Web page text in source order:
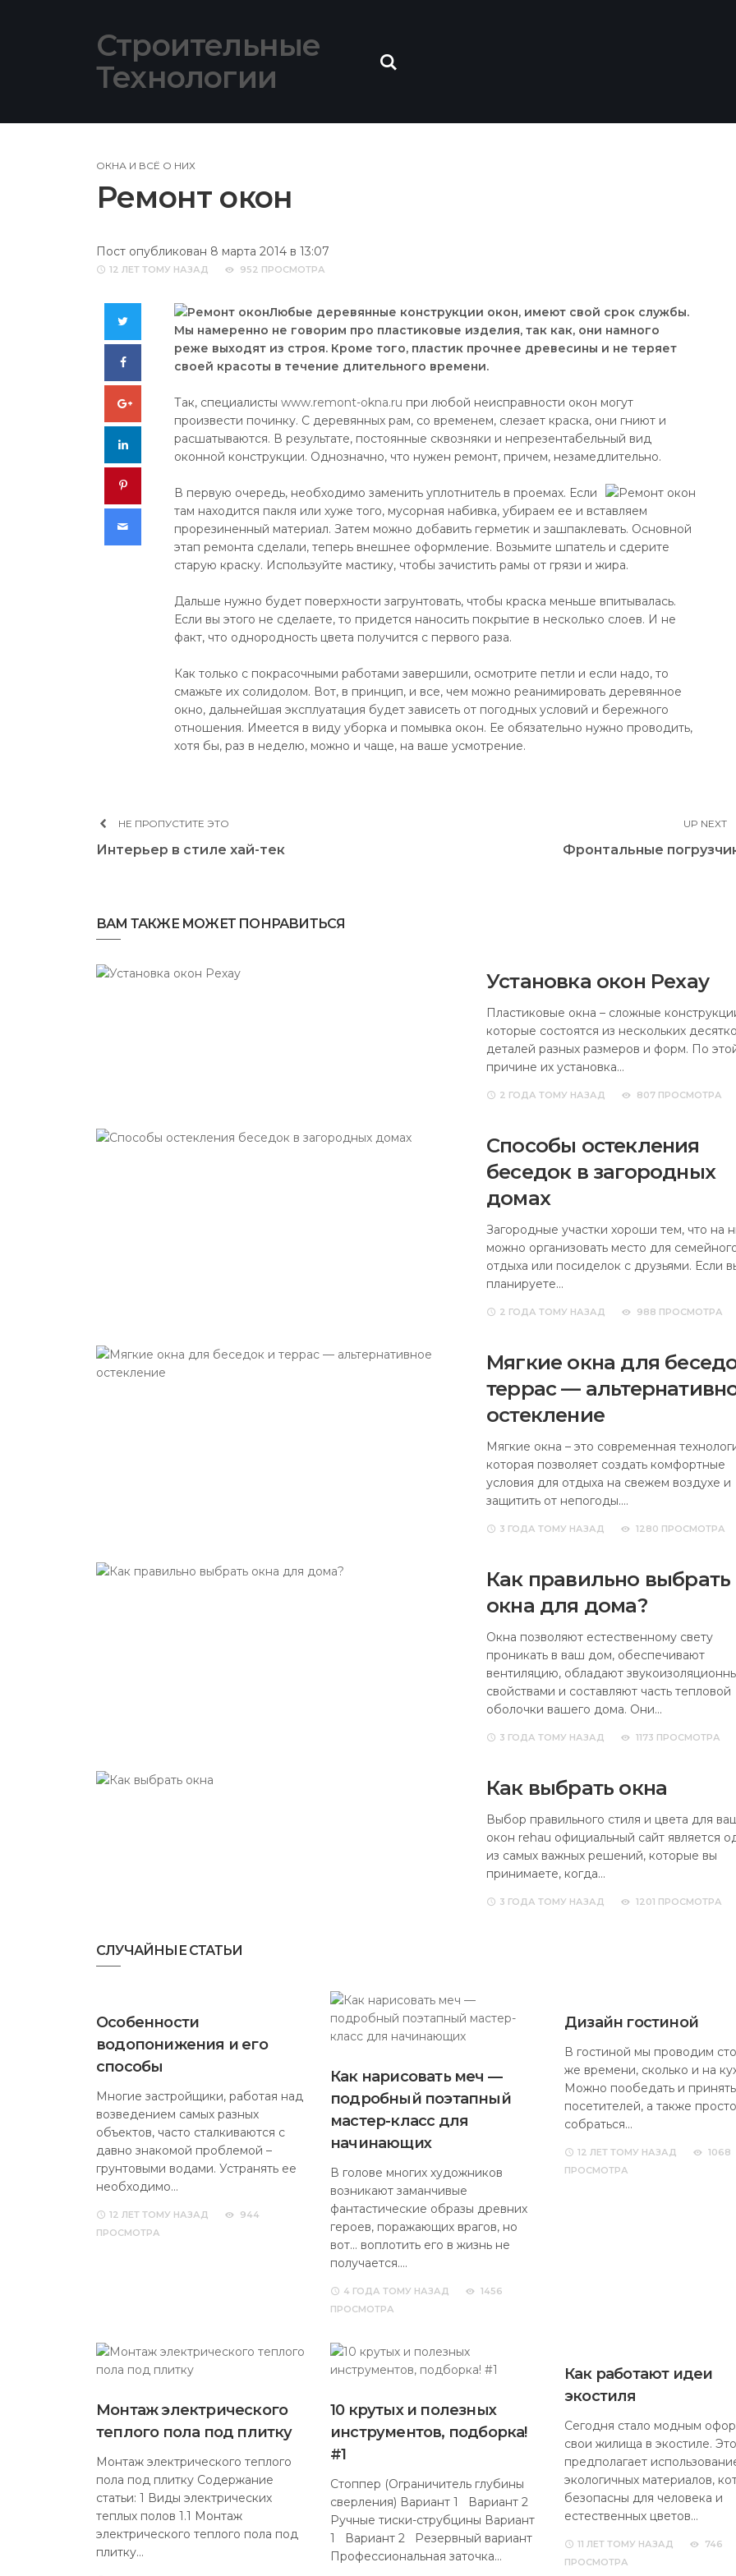
Строительные
Технологии
ОКНА И ВСЁ О НИХ
Ремонт окон
Пост опубликован 8 марта 2014 в 13:07
12 ЛЕТ ТОМУ НАЗАД 952 ПРОСМОТРА
Facebook
Google+
LinkedIn
Pinterest
Любые деревянные конструкции окон, имеют свой срок службы.
Мы намеренно не говорим про пластиковые изделия, так как, они намного
реже выходят из строя. Кроме того, пластик прочнее древесины и не теряет
своей красоты в течение длительного времени.
Так, специалисты www.remont-okna.ru при любой неисправности окон могут
произвести починку. С деревянных рам, со временем, слезает краска, они гниют и
расшатываются. В результате, постоянные сквозняки и непрезентабельный вид
оконной конструкции. Однозначно, что нужен ремонт, причем, незамедлительно.
В первую очередь, необходимо заменить уплотнитель в проемах. Если
там находится пакля или хуже того, мусорная набивка, убираем ее и вставляем
прорезиненный материал. Затем можно добавить герметик и зашпаклевать. Основной
этап ремонта сделали, теперь внешнее оформление. Возьмите шпатель и сдерите
старую краску. Используйте мастику, чтобы зачистить рамы от грязи и жира.
Дальше нужно будет поверхности загрунтовать, чтобы краска меньше впитывалась.
Если вы этого не сделаете, то придется наносить покрытие в несколько слоев. И не
факт, что однородность цвета получится с первого раза.
Как только с покрасочными работами завершили, осмотрите петли и если надо, то
смажьте их солидолом. Вот, в принцип, и все, чем можно реанимировать деревянное
окно, дальнейшая эксплуатация будет зависеть от погодных условий и бережного
отношения. Имеется в виду уборка и помывка окон. Ее обязательно нужно проводить,
хотя бы, раз в неделю, можно и чаще, на ваше усмотрение.
НЕ ПРОПУСТИТЕ ЭТО
Интерьер в стиле хай-тек
UP NEXT
Фронтальные
ВАМ ТАКЖЕ МОЖЕТ ПОНРАВИТЬСЯ
Установка окон Рехау
Пластиковые окна – сложные
которые состоятся из нескольких
деталей разных размеров и форм. По
причине их установка…
2 ГОДА ТОМУ НАЗАД 807 ПРОСМОТРА
Способы остекления
беседок в загородных
домах
Загородные участки хороши тем, что на
можно организовать место для
отдыха или посиделок с друзьями. Если
планируете…
2 ГОДА ТОМУ НАЗАД 988 ПРОСМОТРА
Мягкие окна для
террас —
остекление
Мягкие окна – это современная
которая позволяет создать комфортные
условия для отдыха на свежем воздухе и
защитить от непогоды.…
3 ГОДА ТОМУ НАЗАД 1280 ПРОСМОТРА
Как правильно выбрать
окна для дома?
Окна позволяют естественному свету
проникать в ваш дом, обеспечивают
вентиляцию, обладают
свойствами и составляют часть тепловой
оболочки вашего дома. Они…
3 ГОДА ТОМУ НАЗАД 1173 ПРОСМОТРА
Как выбрать окна
Выбор правильного стиля и цвета для
окон rehau официальный сайт является
из самых важных решений, которые вы
принимаете, когда…
3 ГОДА ТОМУ НАЗАД 1201 ПРОСМОТРА
СЛУЧАЙНЫЕ СТАТЬИ
Особенности
водопонижения и его
способы
Многие застройщики, работая над
возведением самых разных
объектов, часто сталкиваются с
давно знакомой проблемой –
грунтовыми водами. Устранять ее
необходимо…
12 ЛЕТ ТОМУ НАЗАД
944
ПРОСМОТРА
Как нарисовать меч —
подробный поэтапный
мастер-класс для
начинающих
В голове многих художников
возникают заманчивые
фантастические образы древних
героев, поражающих врагов, но
вот… воплотить его в жизнь не
получается.…
4 ГОДА ТОМУ НАЗАД
1456
ПРОСМОТРА
Дизайн гостиной
В гостиной мы проводим
же времени, сколько и на
Можно пообедать и принять
посетителей, а также просто
собраться…
12 ЛЕТ ТОМУ НАЗАД
1068
ПРОСМОТРА
Монтаж электрического
теплого пола под плитку
Монтаж электрического теплого
пола под плитку Содержание
статьи: 1 Виды электрических
теплых полов 1.1 Монтаж
электрического теплого пола под
плитку…
10 крутых и полезных
инструментов, подборка!
#1
Стоппер (Ограничитель глубины
сверления) Вариант 1 Вариант 2
Ручные тиски-струбцины Вариант
1 Вариант 2 Резервный вариант
Профессиональная заточка…
Как работают идеи
экостиля
Сегодня стало модным
свои жилища в экостиле. Это
предполагает
экологичных материалов,
безопасны для человека и
естественных цветов…
11 ЛЕТ ТОМУ НАЗАД
746
ПРОСМОТРА